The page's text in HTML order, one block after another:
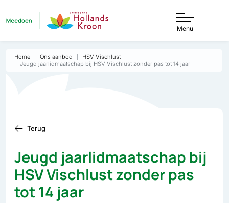
Menu
Home Ons aanbod
HSV Vischlust
Jeugd jaarlidmaatschap bij HSV Vischlust zonder pas tot 14 jaar
Terug
Jeugd jaarlidmaatschap bij
HSV Vischlust zonder pas
tot 14 jaar